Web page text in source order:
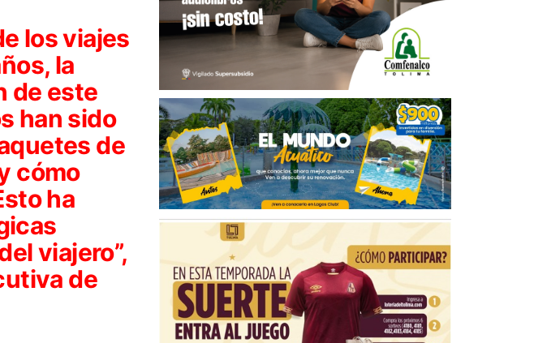
los viajes
la
de este
han sido
de
cómo
ha
viajero”,
de